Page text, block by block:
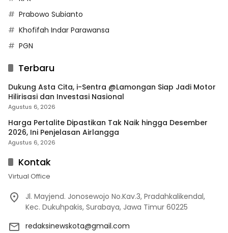
Prabowo Subianto
Khofifah Indar Parawansa
PGN
Terbaru
Dukung Asta Cita, i-Sentra @Lamongan Siap Jadi Motor
Hilirisasi dan Investasi Nasional
Agustus 6, 2026
Harga Pertalite Dipastikan Tak Naik hingga Desember
2026, Ini Penjelasan Airlangga
Agustus 6, 2026
Kontak
Virtual Office
Jl. Mayjend. Jonosewojo No.Kav.3, Pradahkalikendal,
Kec. Dukuhpakis, Surabaya, Jawa Timur 60225
redaksinewskota@gmail.com